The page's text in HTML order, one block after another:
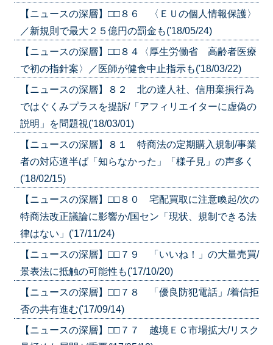
【ニュースの深層】□□８６ 〈ＥＵの個人情報保護〉
／新規則で最大２５億円の罰金も('18/05/24)
【ニュースの深層】□□８４〈厚生労働省 高齢者医療
で初の指針案〉／医師が健食中止指示も('18/03/22)
【ニュースの深層】８２ 北の達人社、信用棄損行為
ではぐくみプラスを提訴/「アフィリエイターに虚偽の
説明」を問題視('18/03/01)
【ニュースの深層】８１ 特商法の定期購入規制/事業
者の対応道半ば「知らなかった」「様子見」の声多く
('18/02/15)
【ニュースの深層】□□８０ 宅配買取に注意喚起/次の
特商法改正議論に影響か/国セン「現状、規制できる法
律はない」('17/11/24)
【ニュースの深層】□□７９ 「いいね！」の大量売買/
景表法に抵触の可能性も('17/10/20)
【ニュースの深層】□□７８ 「優良防犯電話」/着信拒
否の共有進む('17/09/14)
【ニュースの深層】□□７７ 越境ＥＣ市場拡大/リスク